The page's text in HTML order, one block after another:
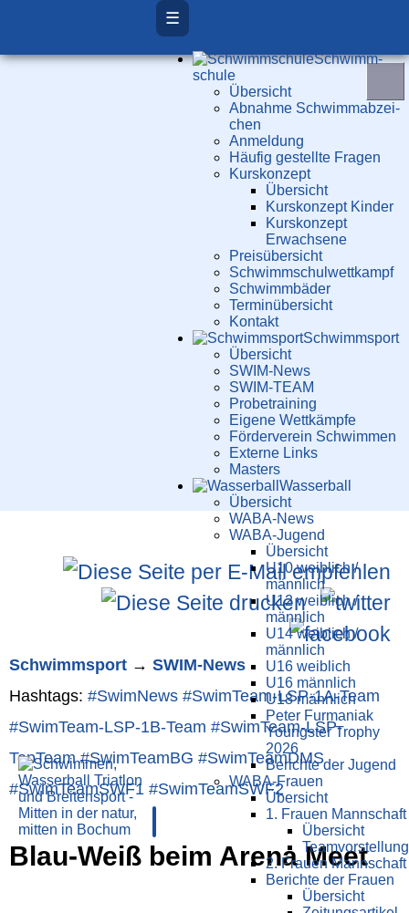
☰
Schwimm­
schule
Übersicht
Ab­nah­me Schwimm­ab­zei­
chen
Anmeldung
Häufig gestellte Fragen
Kurs­konzept
Übersicht
Kurskonzept Kinder
Kurskonzept
Erwachsene
Preis­über­sicht
Schwimm­schul­wett­kampf
Schwimm­bäder
Terminübersicht
Kontakt
Schwimm­sport
Übersicht
SWIM-News
SWIM-TEAM
Probe­training
Eigene Wettkämpfe
Förderverein Schwimmen
Externe Links
Masters
Wasser­ball
Übersicht
WABA-News
WABA-Jugend
Übersicht
U10 weiblich /
männlich
U12 weiblich /
männlich
U14 weiblich /
männlich
U16 weiblich
U16 männlich
U18 männlich
Peter Furmaniak
Youngster Trophy
2026
Berichte der Jugend
WABA-Frauen
Übersicht
1. Frauen Mannschaft
Übersicht
Teamvorstellung
2. Frauen Mannschaft
Berichte der Frauen
Übersicht
Schwimm­sport → SWIM-News
Hashtags: #SwimNews #SwimTeam-LSP-1A-Team
#SwimTeam-LSP-1B-Team #SwimTeam-LSP-
TopTeam #SwimTeamBG #SwimTeamDMS
#SwimTeamSWF1 #SwimTeamSWF2
Blau-Weiß beim Arena Meet